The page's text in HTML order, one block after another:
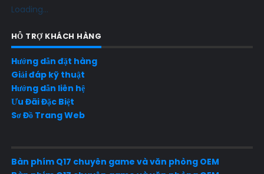
Loading...
HỖ TRỢ KHÁCH HÀNG
Hướng dẫn đặt hàng
Giải đáp kỹ thuật
Hướng dẫn liên hệ
Ưu Đãi Đặc Biệt
Sơ Đồ Trang Web
Bàn phím Q17 chuyên game và văn phòng OEM